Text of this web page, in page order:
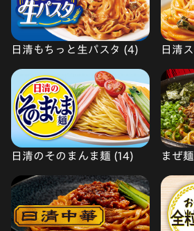
日清もちっと生パスタ (4) 日清
日清のそのまんま麺 (14) まぜ